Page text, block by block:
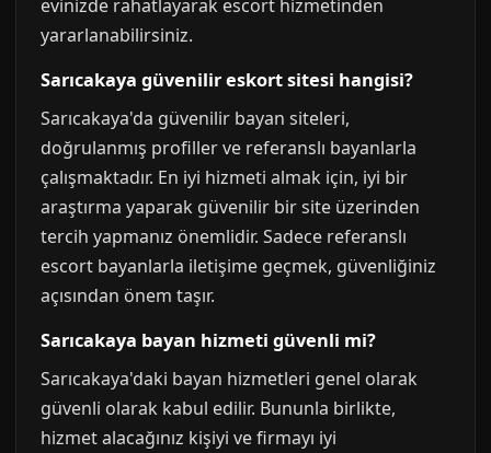
evinizde rahatlayarak escort hizmetinden
yararlanabilirsiniz.
Sarıcakaya güvenilir eskort sitesi hangisi?
Sarıcakaya'da güvenilir bayan siteleri,
doğrulanmış profiller ve referanslı bayanlarla
çalışmaktadır. En iyi hizmeti almak için, iyi bir
araştırma yaparak güvenilir bir site üzerinden
tercih yapmanız önemlidir. Sadece referanslı
escort bayanlarla iletişime geçmek, güvenliğiniz
açısından önem taşır.
Sarıcakaya bayan hizmeti güvenli mi?
Sarıcakaya'daki bayan hizmetleri genel olarak
güvenli olarak kabul edilir. Bununla birlikte,
hizmet alacağınız kişiyi ve firmayı iyi